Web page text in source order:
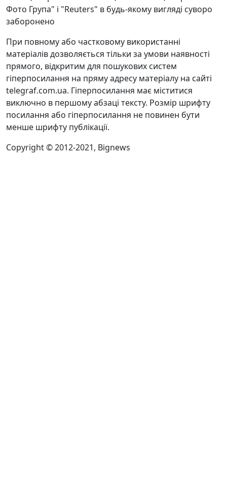
Фото Група" і "Reuters" в будь-якому вигляді суворо
заборонено
При повному або частковому використанні
матеріалів дозволяється тільки за умови наявності
прямого, відкритим для пошукових систем
гіперпосилання на пряму адресу матеріалу на сайті
telegraf.com.ua. Гіперпосилання має міститися
виключно в першому абзаці тексту. Розмір шрифту
посилання або гіперпосилання не повинен бути
менше шрифту публікації.
Copyright © 2012-2021, Bignews